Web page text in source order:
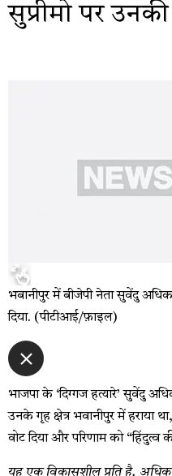
सुप्रीमो पर
भबानीपुर में बीजेपी नेता सुवेंदु
दिया. (पीटीआई/फ़ाइल)
भाजपा के ‘दिग्गज हत्यारे’ सुवेंदु
उनके गृह क्षेत्र भवानीपुर में हराया
वोट दिया और परिणाम को “हिंदुत्व
यह एक विकासशील प्रति है.